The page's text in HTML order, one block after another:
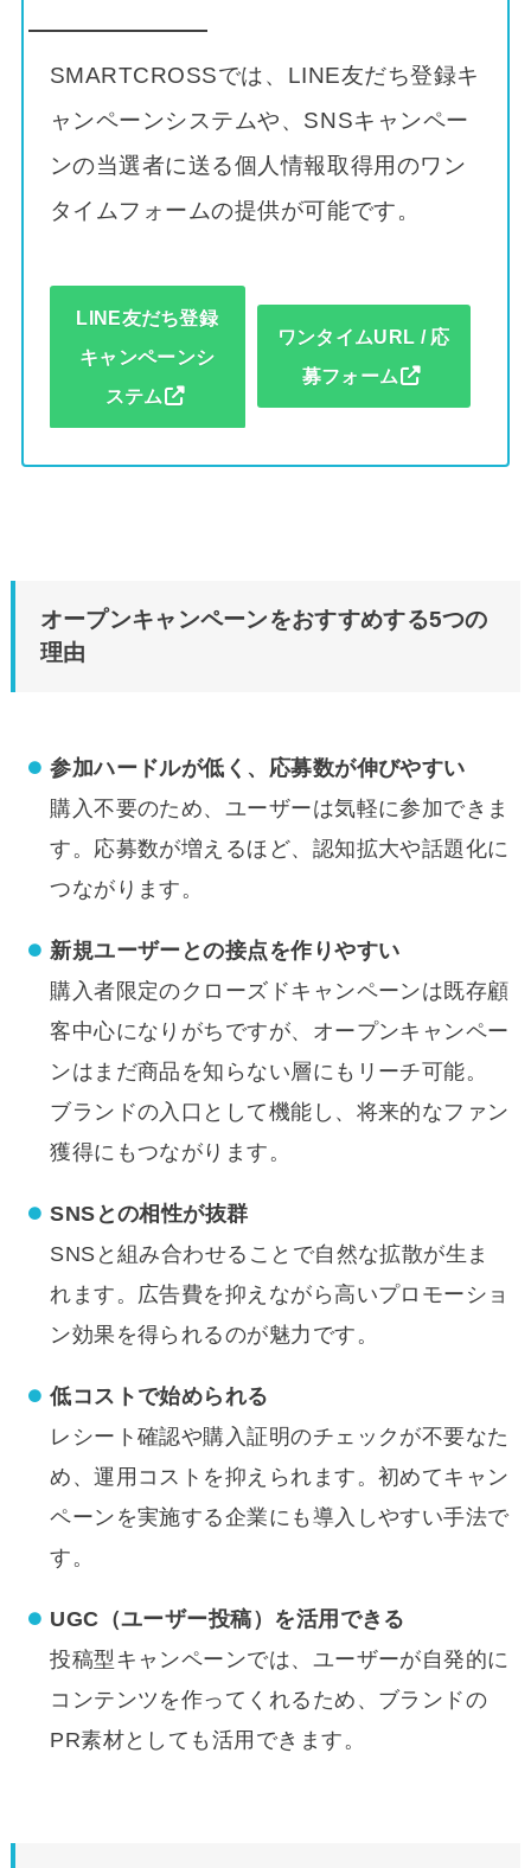
SMARTCROSSでは、LINE友だち登録キ
ャンペーンシステムや、SNSキャンペー
ンの当選者に送る個人情報取得用のワン
タイムフォームの提供が可能です。
LINE友だち登録
キャンペーンシ
ステム
ワンタイムURL / 応
募フォーム
オープンキャンペーンをおすすめする5つの
理由
参加ハードルが低く、応募数が伸びやすい
購入不要のため、ユーザーは気軽に参加できま
す。応募数が増えるほど、認知拡大や話題化に
つながります。
新規ユーザーとの接点を作りやすい
購入者限定のクローズドキャンペーンは既存顧
客中心になりがちですが、オープンキャンペー
ンはまだ商品を知らない層にもリーチ可能。
ブランドの入口として機能し、将来的なファン
獲得にもつながります。
SNSとの相性が抜群
SNSと組み合わせることで自然な拡散が生ま
れます。広告費を抑えながら高いプロモーショ
ン効果を得られるのが魅力です。
低コストで始められる
レシート確認や購入証明のチェックが不要なた
め、運用コストを抑えられます。初めてキャン
ペーンを実施する企業にも導入しやすい手法で
す。
UGC（ユーザー投稿）を活用できる
投稿型キャンペーンでは、ユーザーが自発的に
コンテンツを作ってくれるため、ブランドの
PR素材としても活用できます。